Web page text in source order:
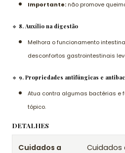
Importante: não promove
🔹 8. Auxílio na digestão
Melhora o funcionamento
desconfortos gastrointestinais
🔹 9. Propriedades antifúngicas e
Atua contra algumas bactérias e
tópico.
DETALHES
Cuidados a
Cuidados